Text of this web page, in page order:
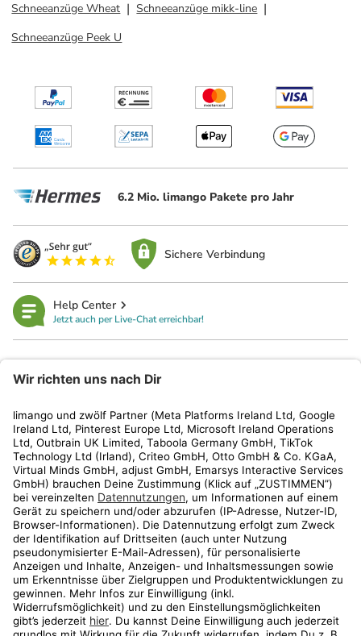
Schneeanzüge Wheat
Schneeanzüge mikk-line
Schneeanzüge Peek U
6.2 Mio. limango Pakete pro Jahr
Sichere Verbindung
Help Center
Jetzt auch per Live-Chat erreichbar!
Kundenservice
Shop
Aktionen
Travel